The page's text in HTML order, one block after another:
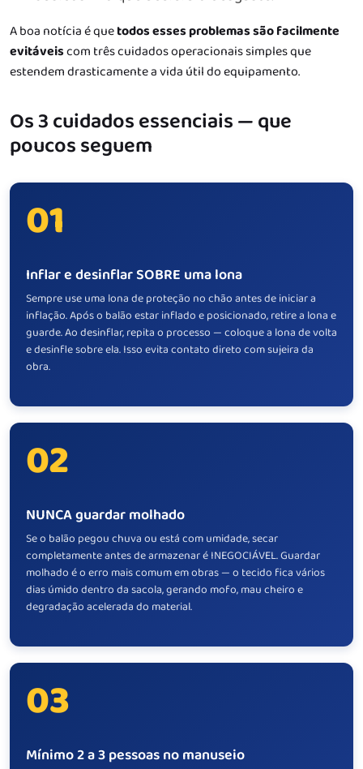
A boa notícia é quetodos esses problemas são facilmente
evitáveiscom três cuidados operacionais simples que
estendem drasticamente a vida útil do equipamento.
Os 3 cuidados essenciais — que
poucos seguem
01
Inflar e desinflar SOBRE uma lona
Sempre use uma lona de proteção no chão antes de iniciar a
inflação. Após o balão estar inflado e posicionado, retire a lona e
guarde. Ao desinflar, repita o processo — coloque a lona de volta
e desinfle sobre ela. Isso evita contato direto com sujeira da
obra.
02
NUNCA guardar molhado
Se o balão pegou chuva ou está com umidade, secar
completamente antes de armazenar é INEGOCIÁVEL. Guardar
molhado é o erro mais comum em obras — o tecido fica vários
dias úmido dentro da sacola, gerando mofo, mau cheiro e
degradação acelerada do material.
03
Mínimo 2 a 3 pessoas no manuseio